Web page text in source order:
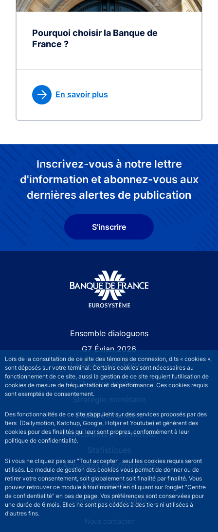
Lors de la consultation de ce site des témoins de connexion, dits « cookies »,
sont déposés sur votre terminal. Certains cookies sont nécessaires au
fonctionnement de ce site, aussi la gestion de ce site requiert l’utilisation de
cookies de mesure de fréquentation et de performance. Ces cookies requis
sont exemptés de consentement.
Des fonctionnalités de ce site s’appuient sur des services proposés par des
tiers (Dailymotion, Katchup, Google, Hotjar et Youtube) et génèrent des
cookies pour des finalités qui leur sont propres, conformément à leur
politique de confidentialité.
Si vous ne cliquez pas sur "Tout accepter", seul les cookies requis seront
utilisés. Le module de gestion des cookies vous permet de donner ou de
retirer votre consentement, soit globalement soit finalité par finalité. Vous
pouvez retrouver ce module à tout moment en cliquant sur l’onglet "Centre
de confidentialité" en bas de page. Vos préférences sont conservées pour
une durée de 6 mois. Elles ne sont pas cédées à des tiers ni utilisées à
d'autres fins.
Pourquoi choisir la Banque de
France ?
En savoir plus
Inscrivez-vous à notre lettre
d'information et abonnez-vous aux
dernières alertes de publication
S'inscrire
Ensemble dialoguons
G7 Évian 2026
La Banque de France
À votre service
Stratégie monétaire
Stabilité financière
Publications et recherche
Statistiques
Actualités et événements
Nous rejoindre
Comités consultatifs
Footer secondary menuNous contacter